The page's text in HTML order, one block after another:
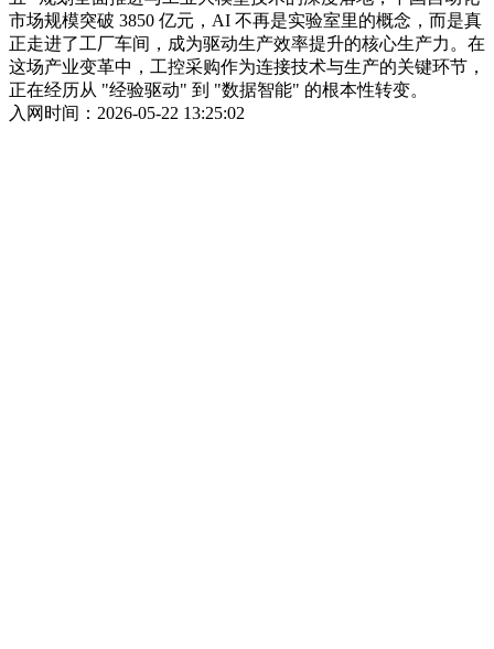
市场规模突破 3850 亿元，AI 不再是实验室里的概念，而是真
正走进了工厂车间，成为驱动生产效率提升的核心生产力。在
这场产业变革中，工控采购作为连接技术与生产的关键环节，
正在经历从 "经验驱动" 到 "数据智能" 的根本性转变。
入网时间：2026-05-22 13:25:02